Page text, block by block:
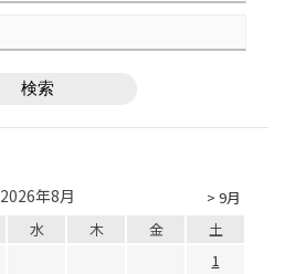
> 9月
2026年8月
水 木 金
土
1